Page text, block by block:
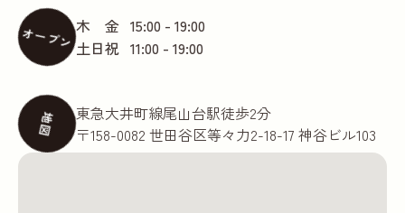
オープン木 金 15:00 - 19:00
土日祝 11:00 - 19:00
地図
東急大井町線尾山台駅徒歩2分
〒158-0082 世田谷区等々力2-18-17 神谷ビル103